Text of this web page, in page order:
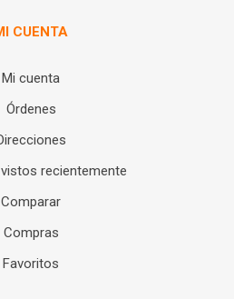
CUENTA
Mi cuenta
Órdenes
recientemente
Comparar
Compras
Favoritos